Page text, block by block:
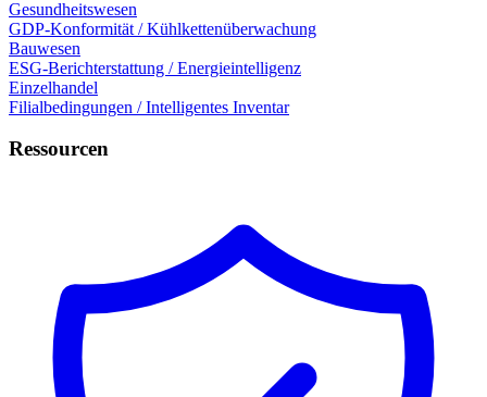
Gesundheitswesen
GDP-Konformität / Kühlkettenüberwachung
Bauwesen
ESG-Berichterstattung / Energieintelligenz
Einzelhandel
Filialbedingungen / Intelligentes Inventar
Ressourcen